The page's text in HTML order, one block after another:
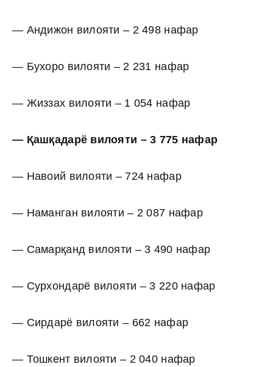
— Андижон вилояти – 2 498 нафар
— Бухоро вилояти – 2 231 нафар
— Жиззах вилояти – 1 054 нафар
— Қашқадарё вилояти – 3 775 нафар
— Навоий вилояти – 724 нафар
— Наманган вилояти – 2 087 нафар
— Самарқанд вилояти – 3 490 нафар
— Сурхондарё вилояти – 3 220 нафар
— Сирдарё вилояти – 662 нафар
— Тошкент вилояти – 2 040 нафар